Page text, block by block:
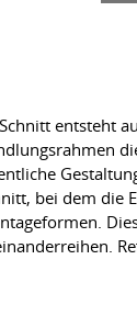
entsteht
bei dem die